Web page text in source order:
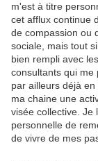
m'est à titre
cet afflux continue
de compassion ou
sociale, mais tout
bien rempli avec
consultants qui me
par ailleurs déjà
ma chaine une
visée collective. Je
personnelle de
de vivre de mes